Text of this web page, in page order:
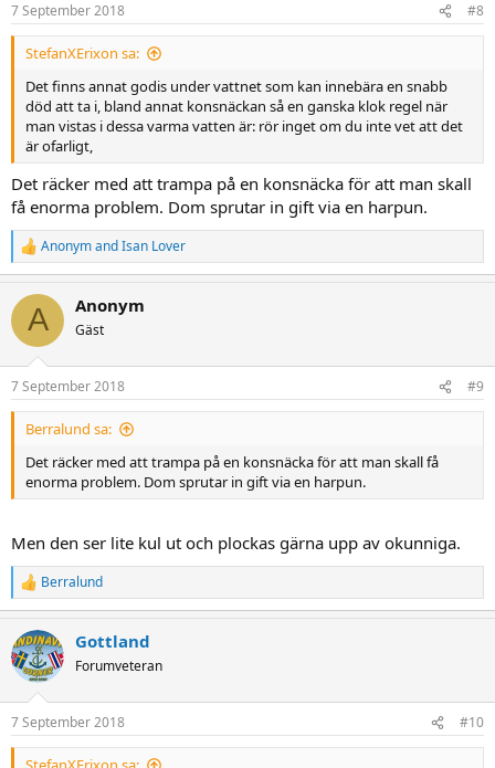
s
:
7 September 2018 #8
StefanXErixon sa:
Det finns annat godis under vattnet som kan innebära en snabb
död att ta i, bland annat konsnäckan så en ganska klok regel när
man vistas i dessa varma vatten är: rör inget om du inte vet att det
är ofarligt,
Det räcker med att trampa på en konsnäcka för att man skall
få enorma problem. Dom sprutar in gift via en harpun.
R
e
c
i
s
:
AnonymandIsan Lover
A Anonym
Gäst
7 September 2018 #9
Berralund sa:
Det räcker med att trampa på en konsnäcka för att man skall få
enorma problem. Dom sprutar in gift via en harpun.
Men den ser lite kul ut och plockas gärna upp av okunniga.
R
e
c
t
i
s
:
Berralund
Gottland
Forumveteran
7 September 2018 #10